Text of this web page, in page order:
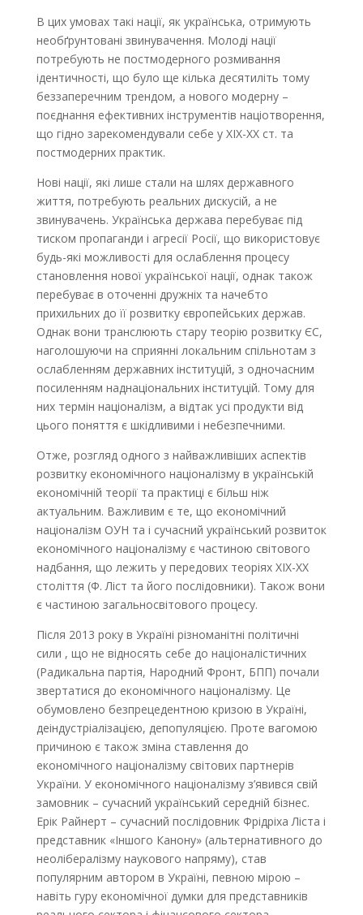
В цих умовах такі нації, як українська, отримують
необґрунтовані звинувачення. Молоді нації
потребують не постмодерного розмивання
ідентичності, що було ще кілька десятиліть тому
беззаперечним трендом, а нового модерну –
поєднання ефективних інструментів націотворення,
що гідно зарекомендували себе у ХІХ-ХХ ст. та
постмодерних практик.
Нові нації, які лише стали на шлях державного
життя, потребують реальних дискусій, а не
звинувачень. Українська держава перебуває під
тиском пропаганди і агресії Росії, що використовує
будь-які можливості для ослаблення процесу
становлення нової української нації, однак також
перебуває в оточенні дружніх та начебто
прихильних до її розвитку європейських держав.
Однак вони транслюють стару теорію розвитку ЄС,
наголошуючи на сприянні локальним спільнотам з
ослабленням державних інституцій, з одночасним
посиленням наднаціональних інституцій. Тому для
них термін націоналізм, а відтак усі продукти від
цього поняття є шкідливими і небезпечними.
Отже, розгляд одного з найважливіших аспектів
розвитку економічного націоналізму в українській
економічній теорії та практиці є більш ніж
актуальним. Важливим є те, що економічний
націоналізм ОУН та і сучасний український розвиток
економічного націоналізму є частиною світового
надбання, що лежить у передових теоріях ХІХ-ХХ
століття (Ф. Ліст та його послідовники). Також вони
є частиною загальносвітового процесу.
Після 2013 року в Україні різноманітні політичні
сили , що не відносять себе до націоналістичних
(Радикальна партія, Народний Фронт, БПП) почали
звертатися до економічного націоналізму. Це
обумовлено безпрецедентною кризою в Україні,
деіндустріалізацією, депопуляцією. Проте вагомою
причиною є також зміна ставлення до
економічного націоналізму світових партнерів
України. У економічного націоналізму з’явився свій
замовник – сучасний український середній бізнес.
Ерік Райнерт – сучасний послідовник Фрідріха Ліста і
представник «Іншого Канону» (альтернативного до
неолібералізму наукового напряму), став
популярним автором в Україні, певною мірою –
навіть гуру економічної думки для представників